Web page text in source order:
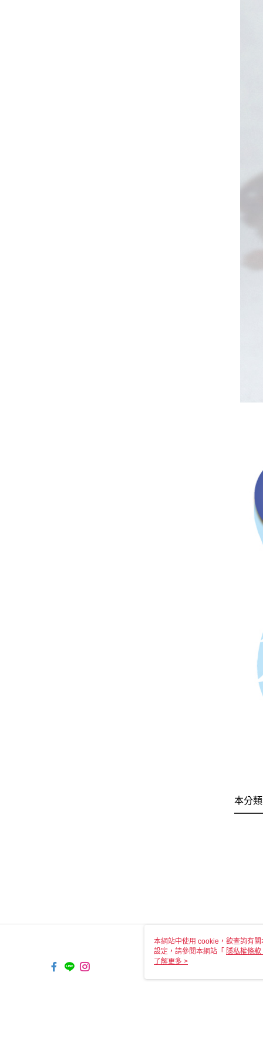
本分
本網站中使用 cookie，欲查詢有
設定，請參閱本網站「 隱私權條款
使用 cookie。
了解更多 >